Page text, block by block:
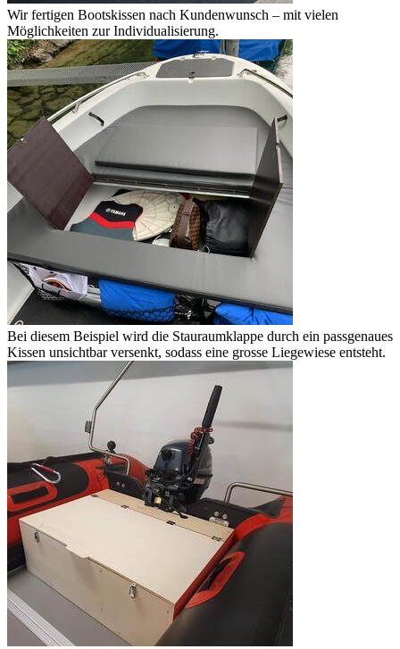
Wir fertigen Bootskissen nach Kundenwunsch – mit vielen
Möglichkeiten zur Individualisierung.
Bei diesem Beispiel wird die Stauraumklappe durch ein passgenaues
Kissen unsichtbar versenkt, sodass eine grosse Liegewiese entsteht.